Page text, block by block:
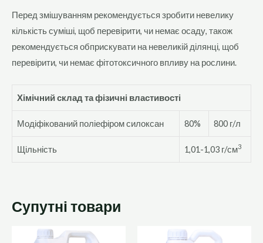
Перед змішуванням рекомендується зробити невелику
кількість суміші, щоб перевірити, чи немає осаду, також
рекомендується обприскувати на невеликій ділянці, щоб
перевірити, чи немає фітотоксичного впливу на рослини.
Хімічний склад та фізичні властивості
Модіфікований поліефіром силоксан 80% 800 г/л
Щільність 1,01-1,03 г/см3
Супутні товари